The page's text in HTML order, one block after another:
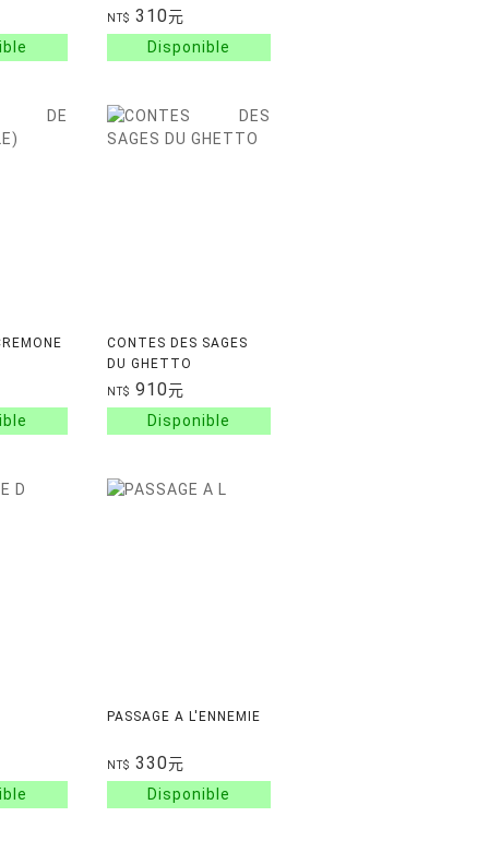
NT$ 310元
CONTES DES SAGES
DU GHETTO
NT$ 910元
PASSAGE A L'ENNEMIE
NT$ 330元